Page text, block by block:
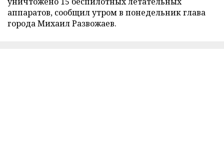
аппаратов, сообщил утром в понедельник глава
города Михаил Развожаев.